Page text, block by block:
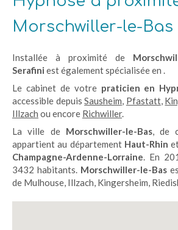
Morschwiller-le-Bas
Installée à proximité de
Serafini est également spécialisée en .
Le cabinet de votre praticien en
accessible depuisSausheim, Pfastatt,
Illzach ou encore Richwiller.
La ville de Morschwiller-le-Bas, de
appartient au département Haut-Rhin
Champagne-Ardenne-Lorraine. En
3432 habitants. Morschwiller-le-Bas
de Mulhouse, Illzach, Kingersheim,